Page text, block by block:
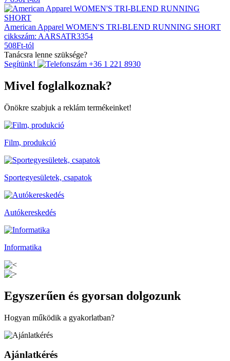
American Apparel WOMEN'S TRI-BLEND RUNNING SHORT
cikkszám: AARSATR3354
508Ft-tól
Tanácsra lenne szüksége?
Segítünk!
+36 1 221 8930
Mivel foglalkoznak?
Önökre szabjuk a reklám termékeinket!
Film, produkció
Sportegyesületek, csapatok
Autókereskedés
Informatika
Egyszerűen és gyorsan dolgozunk
Hogyan működik a gyakorlatban?
Ajánlatkérés